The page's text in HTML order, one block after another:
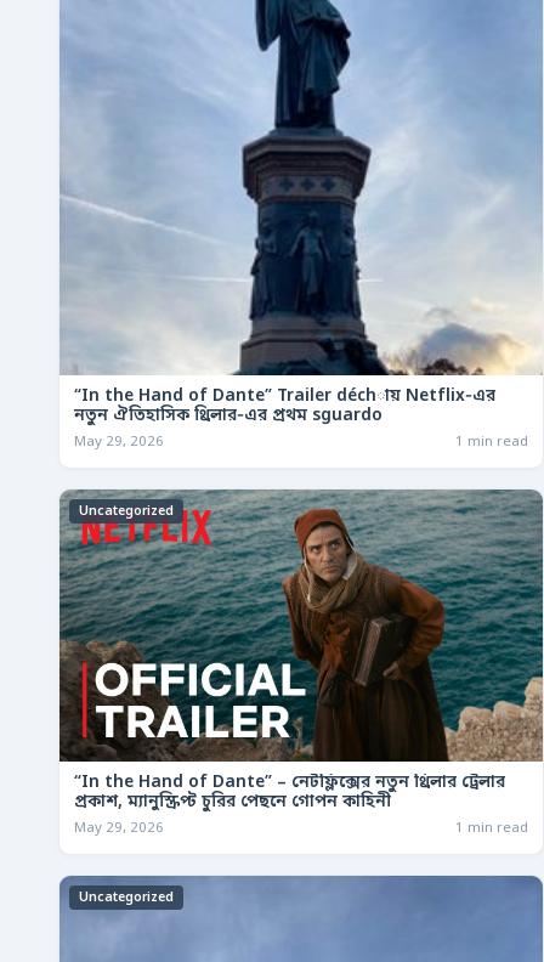
“In the Hand of Dante” Trailer déchায় Netflix‑এর
নতুন ঐতিহাসিক থ্রিলার‑এর প্রথম sguardo
May 29, 2026 1 min read
Uncategorized
“In the Hand of Dante” – নেটফ্লিক্সের নতুন থ্রিলার ট্রেলার
প্রকাশ, ম্যানুস্ক্রিপ্ট চুরির পেছনে গোপন কাহিনী
May 29, 2026 1 min read
Uncategorized